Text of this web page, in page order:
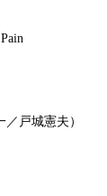
戸城憲夫）